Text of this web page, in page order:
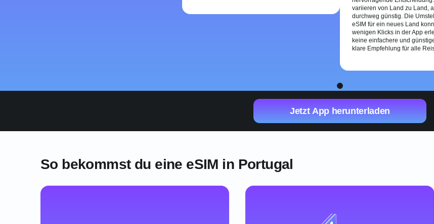
variieren von Land zu Land,
durchweg günstig. Die
eSIM für ein neues Land
wenigen Klicks in der App
keine einfachere und
klare Empfehlung für alle
1
Jetzt App herunterladen
So bekommst du eine eSIM in Portugal